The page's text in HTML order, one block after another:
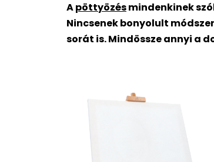
Apöttyözésmindenkinek
Nincsenek bonyolult
sorát is. Mindössze annyi a